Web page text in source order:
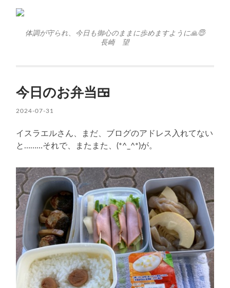
体調が守られ、今日も御心のままに歩めますように🙏😇
長崎 望
今日のお弁当🍱
2024-07-31
イスラエルさん、まだ、ブログのアドレス入れてない
と………それで、またまた、(*^_^*)が。